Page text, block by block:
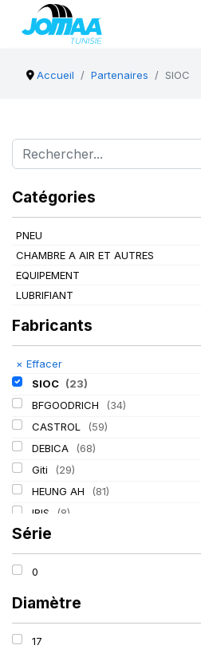
Accueil Partenaires SIOC
Catégories
PNEU
CHAMBRE A AIR ET AUTRES
EQUIPEMENT
LUBRIFIANT
Fabricants
× Effacer
SIOC (23)
BFGOODRICH
(34)
CASTROL
(59)
DEBICA
(68)
Giti
(29)
HEUNG AH
(81)
IRIS
(8)
ITALMATIC
KLEBER (116)
LASSA
LING LONG
MICHELIN (345)
MITAS
Série
0
Diamètre
17